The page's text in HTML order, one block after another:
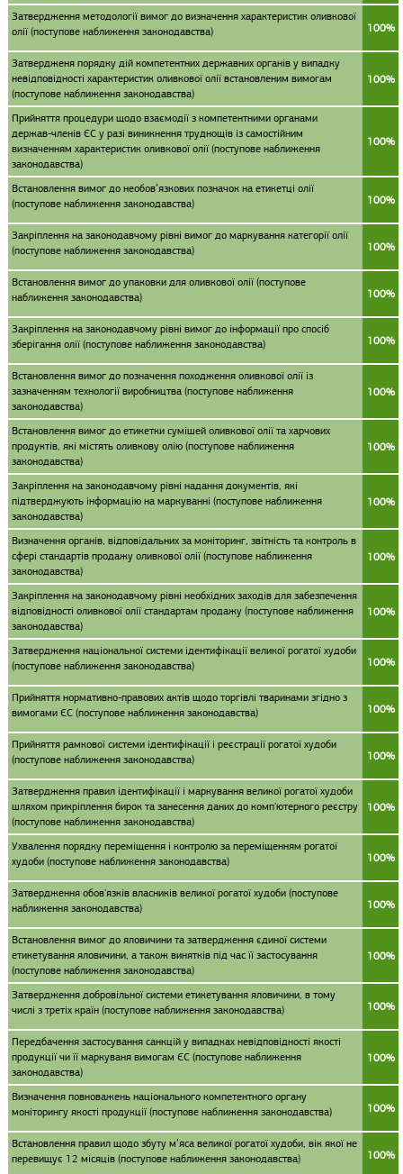
Затвердження методології вимог до визначення характеристик оливкової
олії (поступове наближення законодавства)
100%
Затвердженя порядку дій компетентних державних органів у випадку
невідповідності характеристик оливкової олії встановленим вимогам
(поступове наближення законодавства)
100%
Прийняття процедури щодо взаємодії з компетентними органами
держав-членів ЄС у разі виникнення труднощів із самостійним
визначенням характеристик оливкової олії (поступове наближення
законодавства)
100%
Встановлення вимог до необов’язкових позначок на етикетці олії
(поступове наближення законодавства)
100%
Закріплення на законодавчому рівні вимог до маркування категорії олії
(поступове наближення законодавства)
100%
Встановлення вимог до упаковки для оливкової олії (поступове
наближення законодавства)
100%
Закріплення на законодавчому рівні вимог до інформації про спосіб
зберігання олії (поступове наближення законодавства)
100%
Встановлення вимог до позначення походження оливкової олії із
зазначенням технології виробництва (поступове наближення
законодавства)
100%
Встановлення вимог до етикетки сумішей оливкової олії та харчових
продуктів, які містять оливкову олію (поступове наближення
законодавства)
100%
Закріплення на законодавчому рівні надання документів, які
підтверджують інформацію на маркуванні (поступове наближення
законодавства)
100%
Визначення органів, відповідальних за моніторинг, звітність та контроль в
сфері стандартів продажу оливкової олії (поступове наближення
законодавства)
100%
Закріплення на законодавчому рівні необхідних заходів для забезпечення
відповідності оливкової олії стандартам продажу (поступове наближення
законодавства)
100%
Затвердження національної системи ідентифікації великої рогатої худоби
(поступове наближення законодавства)
100%
Прийняття нормативно-правових актів щодо торгівлі тваринами згідно з
вимогами ЄС (поступове наближення законодавства)
100%
Прийняття рамкової системи ідентифікації і реєстрації рогатої худоби
(поступове наближення законодавства)
100%
Затвердження правил ідентифікації і маркування великої рогатої худоби
шляхом прикріплення бирок та занесення даних до комп'ютерного реєстру
(поступове наближення законодавства)
100%
Ухвалення порядку переміщення і контролю за переміщенням рогатої
худоби (поступове наближення законодавства)
100%
Затвердження обов'язків власників великої рогатої худоби (поступове
наближення законодавства)
100%
Встановлення вимог до яловичини та затвердження єдиної системи
етикетування яловичини, а також винятків під час її застосування
(поступове наближення законодавства)
100%
Затвердження добровільної системи етикетування яловичини, в тому
числі з третіх країн (поступове наближення законодавства)
100%
Передбачення застосування санкцій у випадках невідповідності якості
продукції чи її маркуваня вимогам ЄС (поступове наближення
законодавства)
100%
Визначення повноважень національного компетентного органу
моніторингу якості продукції (поступове наближення законодавства)
100%
Встановлення правил щодо збуту м’яса великої рогатої худоби, вік якої не
перевищує 12 місяців (поступове наближення законодавства)
100%